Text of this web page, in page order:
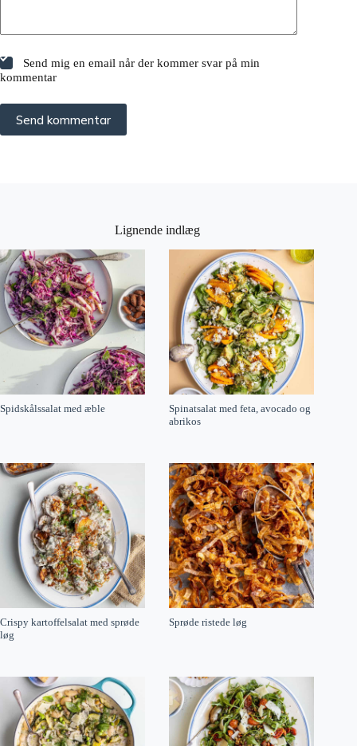
Send mig en email når der kommer svar på min
kommentar
Send kommentar
Lignende indlæg
Spidskålssalat med æble
Spinatsalat med feta, avocado og
abrikos
Crispy kartoffelsalat med sprøde
løg
Sprøde ristede løg